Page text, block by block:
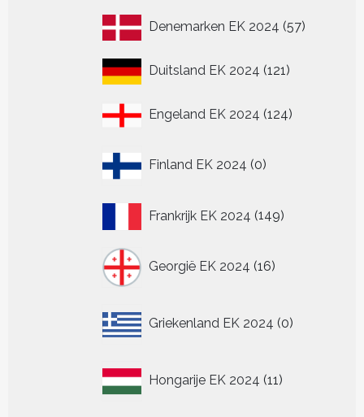
Denemarken EK 2024 5757
Duitsland EK 2024 121121
Engeland EK 2024 124124
Finland EK 2024 0
producten
Frankrijk EK 2024 149149
Georgië EK 2024 16
producten
Griekenland EK 2024 0
producten
Hongarije EK 2024 11
producten